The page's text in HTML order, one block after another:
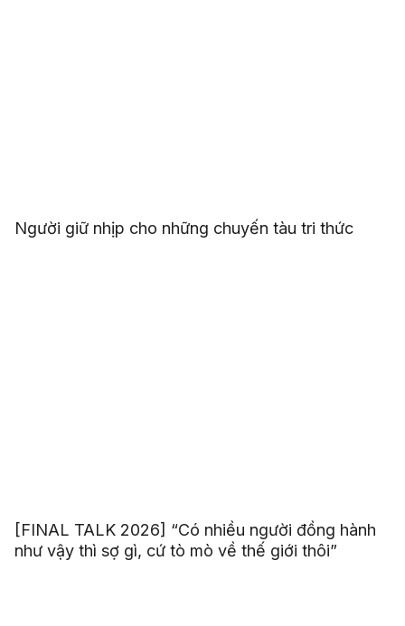
Người giữ nhịp cho những chuyến tàu tri thức
[FINAL TALK 2026] “Có nhiều người đồng hành
như vậy thì sợ gì, cứ tò mò về thế giới thôi”